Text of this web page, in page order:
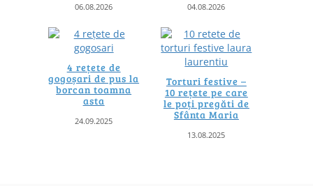
06.08.2026 04.08.2026
4 rețete de
gogoșari de pus la
borcan toamna
asta
24.09.2025
Torturi festive –
10 rețete pe care
le poți pregăti de
Sfânta Maria
13.08.2025